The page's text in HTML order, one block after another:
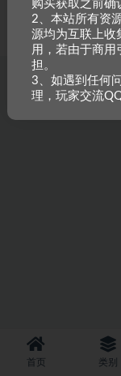
本站是一个坚持做精品
重原创，如需
首页 类别
购买获取之前确
2、本站所有资
源均为互联上收
用，若由于商用
担。
3、如遇到任何
理，玩家交流